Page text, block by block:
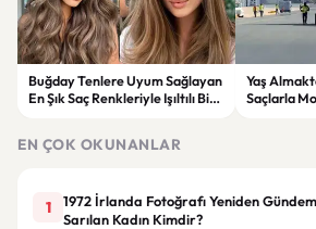
Buğday Tenlere Uyum Sağlayan
En Şık Saç Renkleriyle Işıltılı Bir
Yaş
Saçlarla
EN ÇOK OKUNANLAR
1
1972 İrlanda Fotoğrafı Yeniden
Sarılan Kadın Kimdir?